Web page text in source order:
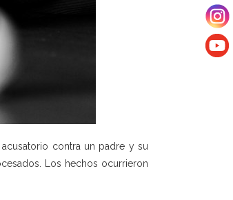
contra un padre y su
Los hechos ocurrieron